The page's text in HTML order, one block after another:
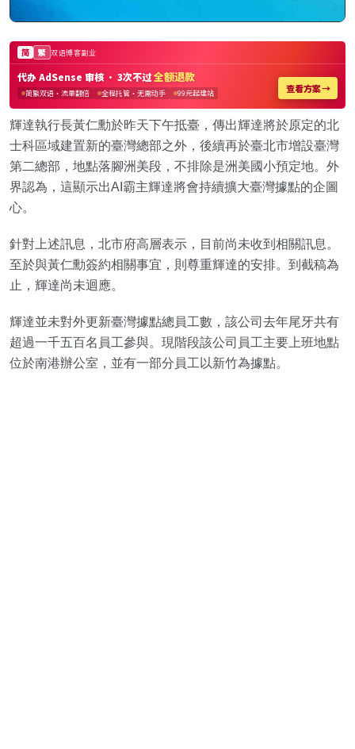
輝達執行長黃仁勳於昨天下午抵臺，傳出輝達將於原定的北
士科區域建置新的臺灣總部之外，後續再於臺北市增設臺灣
第二總部，地點落腳洲美段，不排除是洲美國小預定地。外
界認為，這顯示出AI霸主輝達將會持續擴大臺灣據點的企圖
心。
針對上述訊息，北市府高層表示，目前尚未收到相關訊息。
至於與黃仁勳簽約相關事宜，則尊重輝達的安排。到截稿為
止，輝達尚未迴應。
輝達並未對外更新臺灣據點總員工數，該公司去年尾牙共有
超過一千五百名員工參與。現階段該公司員工主要上班地點
位於南港辦公室，並有一部分員工以新竹為據點。